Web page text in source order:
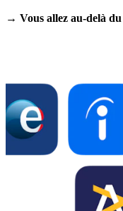
→ Vous allez au-delà